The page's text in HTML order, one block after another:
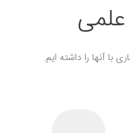
با آنها را داشته ایم.